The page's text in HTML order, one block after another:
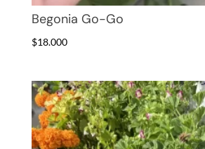
Begonia Go-Go
$18.000